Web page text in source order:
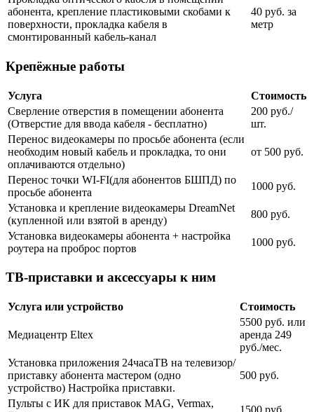
абонента, крепление пластиковыми скобами к
поверхности, прокладка кабеля в
смонтированный кабель-канал
40 руб. за
метр
Крепёжные работы
Услуга
Стоимость
Сверление отверстия в помещении абонента
(Отверстие для ввода кабеля - бесплатно)
200 руб./
шт.
Перенос видеокамеры по просьбе абонента (если
необходим новый кабель и прокладка, то они
оплачиваются отдельно)
от 500 руб.
Перенос точки WI-FI(для абонентов БШПД) по
просьбе абонента
1000 руб.
Установка и крепление видеокамеры DreamNet
(купленной или взятой в аренду)
800 руб.
Установка видеокамеры абонента + настройка
роутера на проброс портов
1000 руб.
ТВ-приставки и аксессуары к ним
Услуга или устройство Стоимость
Медиацентр Eltex
5500 руб. или
аренда 249
руб./мес.
Установка приложения 24часаТВ на телевизор/
приставку абонента мастером (одно
устройство) Настройка приставки.
500 руб.
Пульты с ИК для приставок MAG, Vermax,
1500 руб.